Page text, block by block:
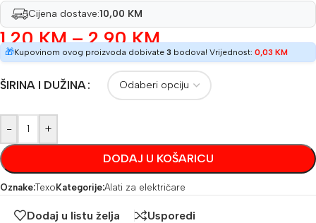
Cijena dostave:10,00 KM
1,20KM – 2,90KM
🎁Kupovinom ovog proizvoda dobivate 3 bodova! Vrijednost: 0,03 KM
ŠIRINA I DUŽINA
- +
DODAJ U KOŠARICU
Oznake:Texo Kategorije:Alati za električare
Dodaj u listu želja Usporedi